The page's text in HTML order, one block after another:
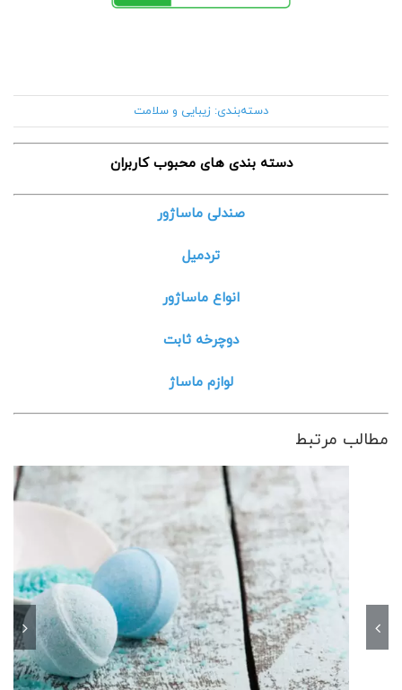
دسته‌بندی: زیبایی و سلامت
دسته بندی های محبوب کاربران
صندلی ماساژور
تردمیل
انواع ماساژور
دوچرخه ثابت
لوازم ماساژ
مطالب مرتبط